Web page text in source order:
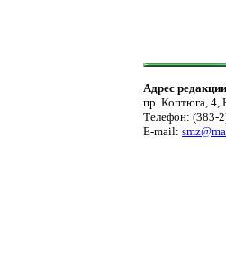
Адрес редакции
пр. Коптюга, 4,
Телефон: (383-
E-mail: